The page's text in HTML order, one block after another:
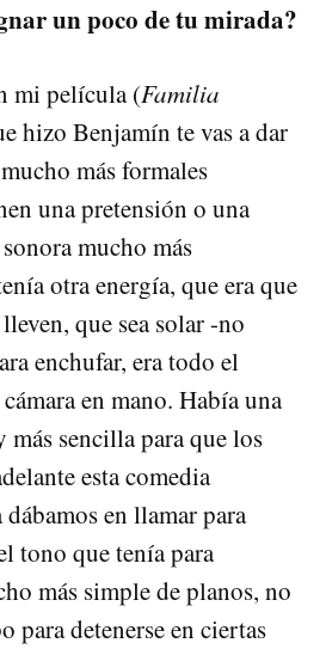
un poco de tu mirada?
mi película (Familia
hizo Benjamín te vas a dar
más formales
una pretensión o una
mucho más
otra energía, que era que
que sea solar -no
enchufar, era todo el
en mano. Había una
sencilla para que los
esta comedia
en llamar para
tono que tenía para
más simple de planos, no
para detenerse en ciertas